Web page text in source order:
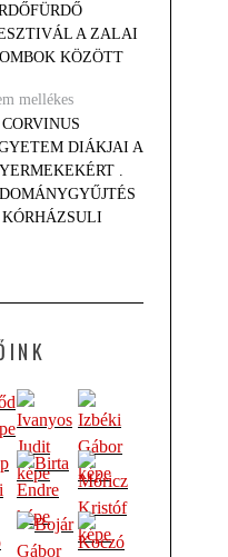
A ZALAI
KÖZÖTT
mellékes
DIÁKJAI A
.
KÓRHÁZSULI